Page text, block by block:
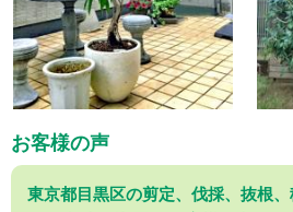
お客様の声
東京都目黒区の剪定、伐採、抜根